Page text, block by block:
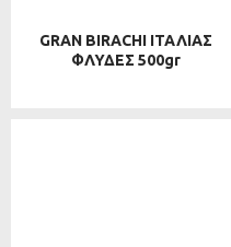
GRAN BIRACHI ΙΤΑΛΙΑΣ
ΦΛΥΔΕΣ 500gr